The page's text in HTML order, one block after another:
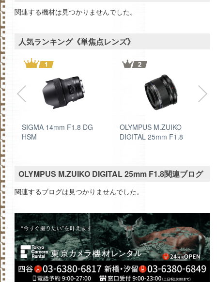
関連する機材は見つかりませんでした。
人気ランキング《単焦点レンズ》
SIGMA 14mm F1.8 DG
HSM
OLYMPUS M.ZUIKO
DIGITAL 25mm F1.8
OLYMPUS M.ZUIKO DIGITAL 25mm F1.8関連ブログ
関連するブログは見つかりませんでした。